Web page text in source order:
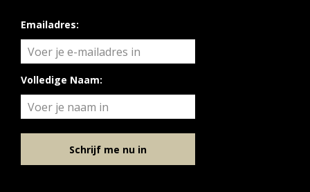
Emailadres:
Volledige Naam:
Schrijf me nu in